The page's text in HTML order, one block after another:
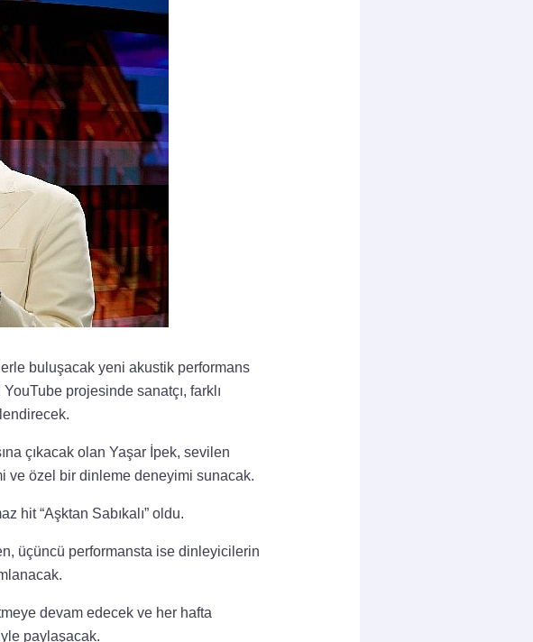
buluşacak yeni akustik performans
projesinde sanatçı, farklı
çıkacak olan Yaşar İpek, sevilen
ve özel bir dinleme deneyimi sunacak.
hit “Aşktan Sabıkalı” oldu.
üçüncü performansta ise dinleyicilerin
devam edecek ve her hafta
paylaşacak.